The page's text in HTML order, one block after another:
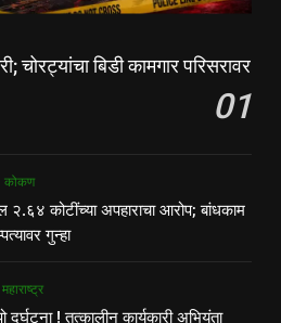
कामगार परिसरावर डोळा
विक्रीतील २.६४ कोटींच्या
आरोप; बांधकाम व्यावसायिक
गुन्हा
मुंबई / कोकण
चोरट्यांचा बिडी कामगार परिसरावर
01
२.६४ कोटींच्या अपहाराचा आरोप; बांधकाम
गुन्हा
महाराष्ट्र
दुर्घटना ! तत्कालीन कार्यकारी अभियंता
खाडीत जलपर्णीचा वाढता विळखा;
घरफोड्या, दिवसा चोरी; चोरट्यांचा
कामगार परिसरावर डोळा